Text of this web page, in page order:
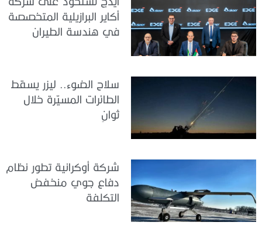
أكاير البرازيلية المتخصصة
في هندسة الطيران
سلاح الضوء.. ليزر يسقط
الطائرات المسيّرة خلال
ثوانٍ
شركة أوكرانية تطور نظام
دفاع جوي منخفض
التكلفة